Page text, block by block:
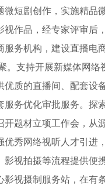
短剧创作，实施精
作品，经专家评审
务机构，建设直播
。支持开展新媒体网
质的直播间、配套
务优化审批服务。
题材立项工作会，
秀网络视听人才引
视拍摄等流程提供
视摄制服务站，在